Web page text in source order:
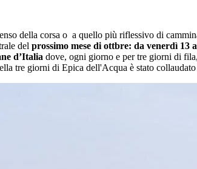
della corsa o a quello più riflessivo di
del prossimo mese di ottbre: da venerdì 13
d’Italia dove, ogni giorno e per tre giorni di
tre giorni di Epica dell'Acqua è stato